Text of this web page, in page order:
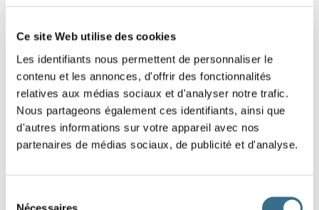
Ce site Web utilise des cookies
Les identifiants nous permettent de personnaliser le
contenu et les annonces, d'offrir des fonctionnalités
relatives aux médias sociaux et d'analyser notre trafic.
Nous partageons également ces identifiants, ainsi que
d'autres informations sur votre appareil avec nos
partenaires de médias sociaux, de publicité et d'analyse.
Nécessaires
Replace les lettres de ce mot dans le bon
ordre.
Indice : Plante
O